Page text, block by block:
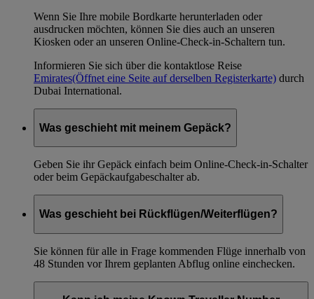
Wenn Sie Ihre mobile Bordkarte herunterladen oder
ausdrucken möchten, können Sie dies auch an unseren
Kiosken oder an unseren Online-Check-in-Schaltern tun.
Informieren Sie sich über die kontaktlose Reise
Emirates(Öffnet eine Seite auf derselben Registerkarte) durch
Dubai International.
Was geschieht mit meinem Gepäck?
Geben Sie ihr Gepäck einfach beim Online-Check-in-Schalter
oder beim Gepäckaufgabeschalter ab.
Was geschieht bei Rückflügen/Weiterflügen?
Sie können für alle in Frage kommenden Flüge innerhalb von
48 Stunden vor Ihrem geplanten Abflug online einchecken.